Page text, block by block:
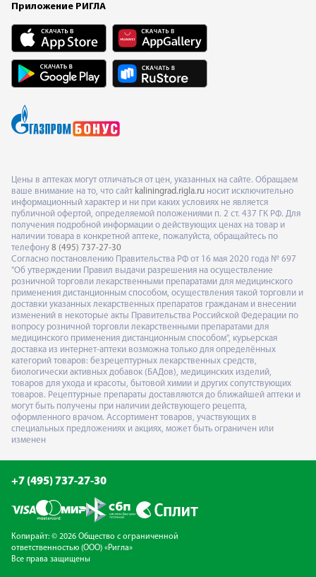
Приложение РИГЛА
Цены в аптеках могут отличаться от цен, указанных на сайте. Обращаем
ваше внимание на то, что сайт kaliningrad.rigla.ru носит исключительно
информационный характер и ни при каких условиях не является
публичной офертой, определяемой положениями п. 2 ст. 437 ГК РФ. Для
получения подробной информации о действующих ценах на товар и
наличии товара в конкретной аптеке, пожалуйста, обращайтесь по
телефону 8 (495) 737-27-30
Согласно постановлению Правительства РФ от 16 мая 2020 года № 697
"Об утверждении Правил выдачи разрешения на осуществление
розничной торговли лекарственными препаратами для медицинского
применения дистанционным способом, осуществления такой торговли и
доставки указанных лекарственных препаратов гражданам и внесении
изменений в некоторые акты Правительства Российской Федерации по
вопросу розничной торговли лекарственными препаратами для
медицинского применения дистанционным способом", курьерская
доставка из интернет-аптеки возможна только для определённых
категорий товаров: безрецептурных лекарственных средств,
биологически активных добавок (БАДов), медицинских изделий,
товаров для ухода и красоты, бытовой химии и других сопутствующих
товаров. Рецептурные препараты доставляются до ближайшей аптеки и
могут быть получены при наличии действующего рецепта,
оформленного врачом. Ассортимент товаров, участвующих в
специальных предложениях и акциях, может быть ограничен или
изменен
+7 (495) 737-27-30
Копирайт: © 2026 Общество с ограниченной
ответственностью (ООО) «Ригла»
Все права защищены